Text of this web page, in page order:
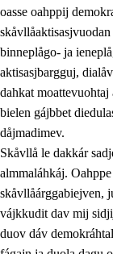
oasse oahppij
binneplågo- ja
aktisasjbargguj,
dahkat
bielen gájbbet
dåjmadimev.
Skåvllå le dakkár
almmaláhkáj.
skåvllåárggabiejven,
vájkkudit dav mij
duov dáv